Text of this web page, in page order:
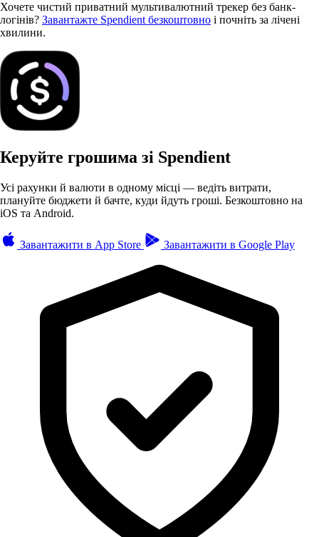
Хочете чистий приватний мультивалютний трекер без банк-
логінів? Завантажте Spendient безкоштовно і почніть за лічені
хвилини.
Керуйте грошима зі Spendient
Усі рахунки й валюти в одному місці — ведіть витрати,
плануйте бюджети й бачте, куди йдуть гроші. Безкоштовно на
iOS та Android.
Завантажити в App Store Завантажити в Google Play